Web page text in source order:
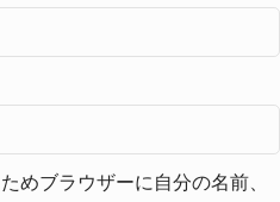
めブラウザーに自分の名前、